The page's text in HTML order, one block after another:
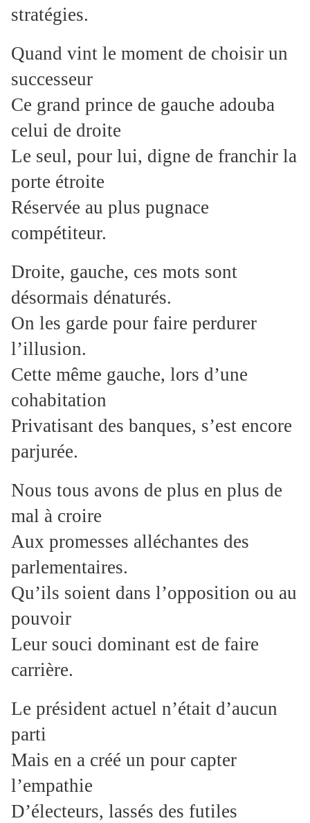
stratégies.
Quand vint le moment de choisir un
successeur
Ce grand prince de gauche adouba
celui de droite
Le seul, pour lui, digne de franchir la
porte étroite
Réservée au plus pugnace
compétiteur.
Droite, gauche, ces mots sont
désormais dénaturés.
On les garde pour faire perdurer
l’illusion.
Cette même gauche, lors d’une
cohabitation
Privatisant des banques, s’est encore
parjurée.
Nous tous avons de plus en plus de
mal à croire
Aux promesses alléchantes des
parlementaires.
Qu’ils soient dans l’opposition ou au
pouvoir
Leur souci dominant est de faire
carrière.
Le président actuel n’était d’aucun
parti
Mais en a créé un pour capter
l’empathie
D’électeurs, lassés des futiles